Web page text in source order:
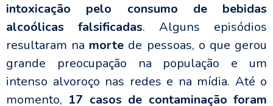
intoxicação pelo consumo de bebidas
alcoólicas falsificadas. Alguns episódios
resultaram na morte de pessoas, o que gerou
grande preocupação na população e um
intenso alvoroço nas redes e na mídia. Até o
momento, 17 casos de contaminação foram